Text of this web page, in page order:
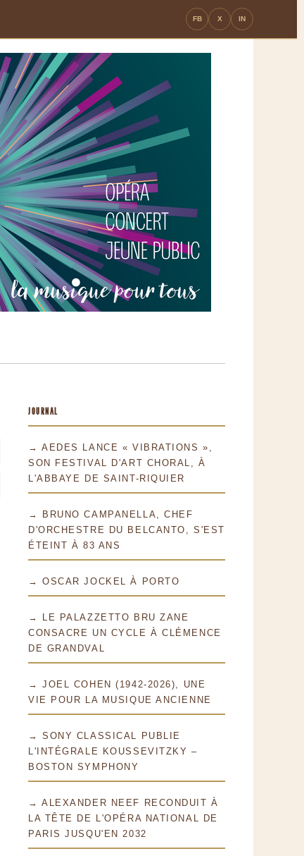
FB X IN
JOURNAL
→ AEDES LANCE « VIBRATIONS »,
SON FESTIVAL D'ART CHORAL, À
L'ABBAYE DE SAINT-RIQUIER
→ BRUNO CAMPANELLA, CHEF
D'ORCHESTRE DU BELCANTO, S'EST
ÉTEINT À 83 ANS
→ OSCAR JOCKEL À PORTO
→ LE PALAZZETTO BRU ZANE
CONSACRE UN CYCLE À CLÉMENCE
DE GRANDVAL
→ JOEL COHEN (1942-2026), UNE
VIE POUR LA MUSIQUE ANCIENNE
→ SONY CLASSICAL PUBLIE
L'INTÉGRALE KOUSSEVITZKY –
BOSTON SYMPHONY
→ ALEXANDER NEEF RECONDUIT À
LA TÊTE DE L'OPÉRA NATIONAL DE
PARIS JUSQU'EN 2032